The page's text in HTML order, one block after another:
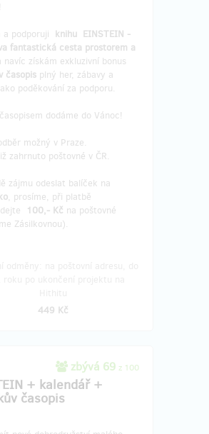
a podporuji knihu EINSTEIN -
fantastická cesta prostorem a
navíc získám exkluzivní bonus
časopis plný her, zábavy a
poděkování za podporu.
dodáme do Vánoc!
možný v Praze.
zahrnuto poštovné v ČR.
zájmu odeslat balíček na
, prosíme, při platbě
100,- Kč na poštovné
Zásilkovnou).
449 Kč
zbývá 69 z 100
+ kalendář +
časopis